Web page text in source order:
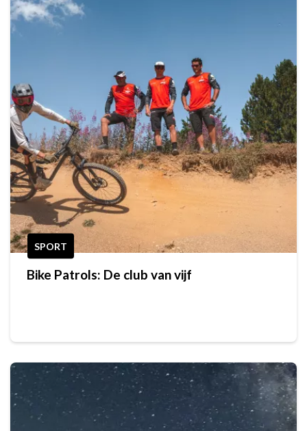
SPORT
Bike Patrols: De club van vijf